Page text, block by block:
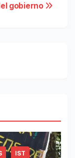
gobierno
IST